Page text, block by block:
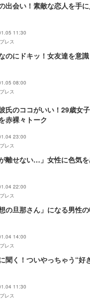
出会い！素敵な恋人を手
11:30
レス
のにドキッ！女友達を意
08:00
レス
氏のココがいい！29歳女
赤裸々トーク
23:00
レス
が離せない…」女性に色気
22:00
レス
想の旦那さん」になる男性
14:00
レス
聞く！ついやっちゃう“好
11:30
レス